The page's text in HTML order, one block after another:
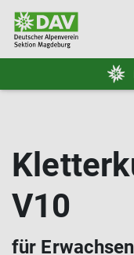
V10
für